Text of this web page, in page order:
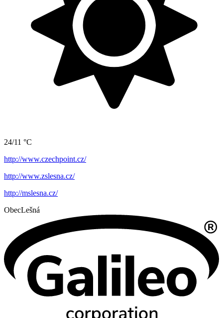
24/11 °C
http://www.czechpoint.cz/
http://www.zslesna.cz/
http://mslesna.cz/
ObecLešná